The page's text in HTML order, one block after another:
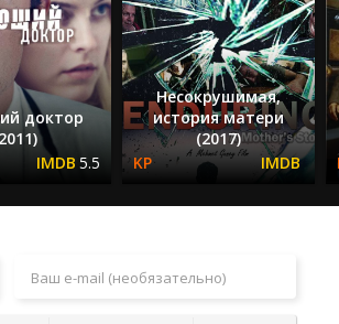
доктор
5.5
Несокрушимая,
история матери
(2017)